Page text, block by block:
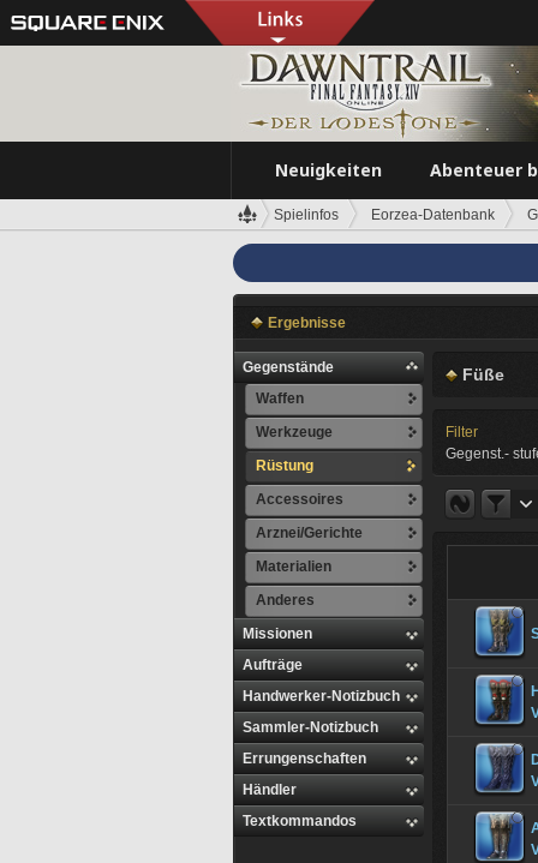
Neuigkeiten Abenteuer
Spielinfos Eorzea-Datenbank
Ergebnisse
Gegenstände
Waffen
Werkzeuge
Rüstung
Accessoires
Arznei/Gerichte
Materialien
Anderes
Missionen
Aufträge
Handwerker-Notizbuch
Sammler-Notizbuch
Errungenschaften
Händler
Textkommandos
Füße
Filter
Gegenst.-